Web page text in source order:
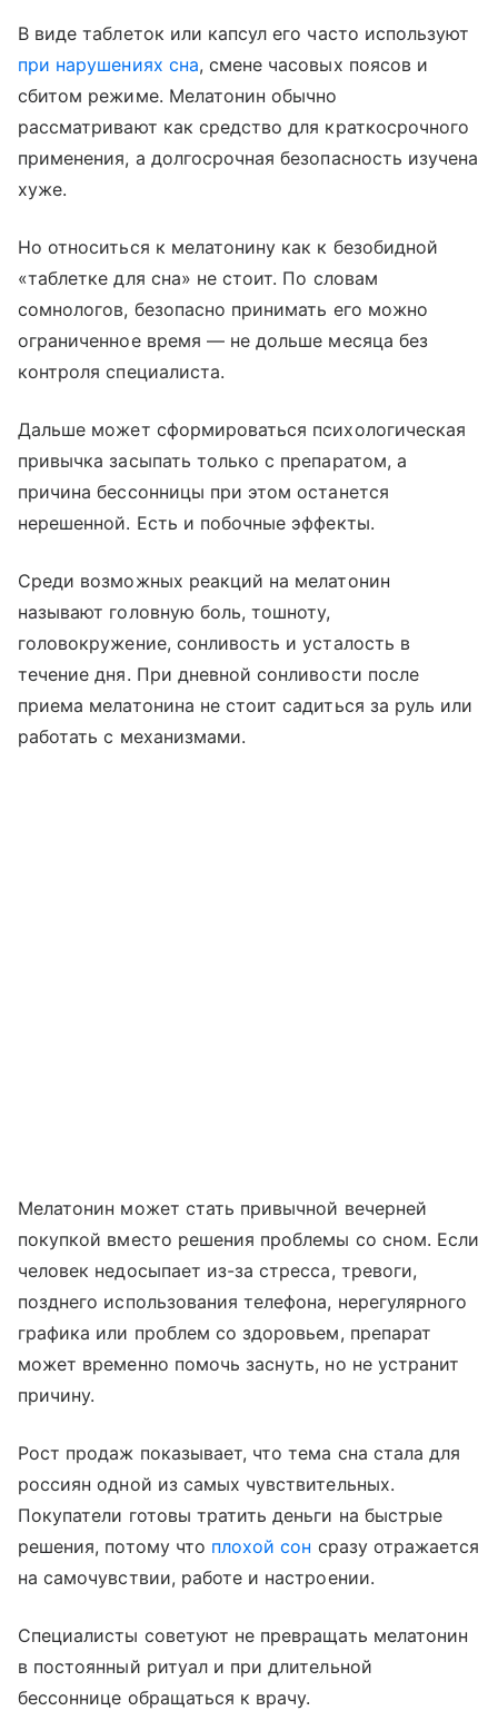
В виде таблеток или капсул его часто используют
при нарушениях сна, смене часовых поясов и
сбитом режиме. Мелатонин обычно
рассматривают как средство для краткосрочного
применения, а долгосрочная безопасность изучена
хуже.
Но относиться к мелатонину как к безобидной
«таблетке для сна» не стоит. По словам
сомнологов, безопасно принимать его можно
ограниченное время — не дольше месяца без
контроля специалиста.
Дальше может сформироваться психологическая
привычка засыпать только с препаратом, а
причина бессонницы при этом останется
нерешенной. Есть и побочные эффекты.
Среди возможных реакций на мелатонин
называют головную боль, тошноту,
головокружение, сонливость и усталость в
течение дня. При дневной сонливости после
приема мелатонина не стоит садиться за руль или
работать с механизмами.
Мелатонин может стать привычной вечерней
покупкой вместо решения проблемы со сном. Если
человек недосыпает из-за стресса, тревоги,
позднего использования телефона, нерегулярного
графика или проблем со здоровьем, препарат
может временно помочь заснуть, но не устранит
причину.
Рост продаж показывает, что тема сна стала для
россиян одной из самых чувствительных.
Покупатели готовы тратить деньги на быстрые
решения, потому что плохой сон сразу отражается
на самочувствии, работе и настроении.
Специалисты советуют не превращать мелатонин
в постоянный ритуал и при длительной
бессоннице обращаться к врачу.